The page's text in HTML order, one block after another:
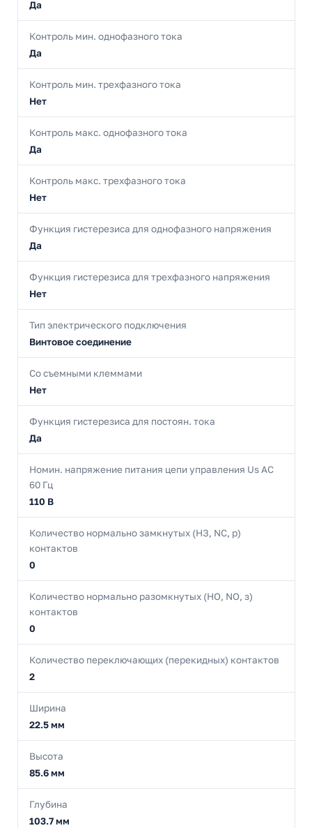
Да
Контроль мин. однофазного тока
Да
Контроль мин. трехфазного тока
Нет
Контроль макс. однофазного тока
Да
Контроль макс. трехфазного тока
Нет
Функция гистерезиса для однофазного напряжения
Да
Функция гистерезиса для трехфазного напряжения
Нет
Тип электрического подключения
Винтовое соединение
Со съемными клеммами
Нет
Функция гистерезиса для постоян. тока
Да
Номин. напряжение питания цепи управления Us AC
60 Гц
110 В
Количество нормально замкнутых (НЗ, NC, р)
контактов
0
Количество нормально разомкнутых (НО, NO, з)
контактов
0
Количество переключающих (перекидных) контактов
2
Ширина
22.5 мм
Высота
85.6 мм
Глубина
103.7 мм